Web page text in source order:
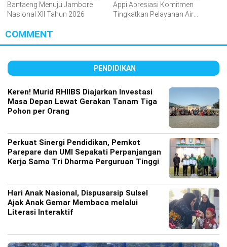
Bantaeng Menuju Jambore
Nasional XII Tahun 2026
Appi Apresiasi Komitmen
Tingkatkan Pelayanan Air
COMMENT
PENDIDIKAN
Keren! Murid RHIIBS Diajarkan Investasi
Masa Depan Lewat Gerakan Tanam Tiga
Pohon per Orang
Perkuat Sinergi Pendidikan, Pemkot
Parepare dan UMI Sepakati Perpanjangan
Kerja Sama Tri Dharma Perguruan Tinggi
Hari Anak Nasional, Dispusarsip Sulsel
Ajak Anak Gemar Membaca melalui
Literasi Interaktif